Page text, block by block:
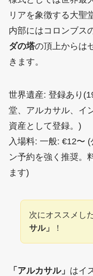
リアを象徴する大聖
内部にはコロンブス
ダの塔の頂上からは
きます。
世界遺産: 登録あり
堂、アルカサル、イ
資産として登録。)
入場料: 一般: €12〜
ン予約を強く推奨。
ます)
次にオススメし
サル」
！
「アルカサル」 はイ